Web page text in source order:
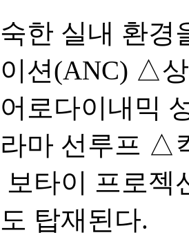
한 실내 환
션(ANC) △
로다이내믹
마 선루프 △
보타이 프로젝
탑재된다.